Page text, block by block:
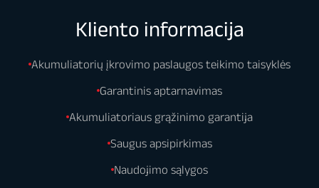
Kliento informacija
Akumuliatorių įkrovimo paslaugos teikimo taisyklės
Garantinis aptarnavimas
Akumuliatoriaus grąžinimo garantija
Saugus apsipirkimas
Naudojimo sąlygos